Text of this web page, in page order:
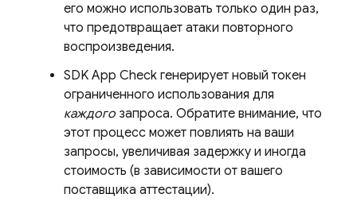
его можно использовать только один раз,
что предотвращает атаки повторного
воспроизведения.
SDK App Check генерирует новый токен
ограниченного использования для
каждого запроса. Обратите внимание, что
этот процесс может повлиять на ваши
запросы, увеличивая задержку и иногда
стоимость (в зависимости от вашего
поставщика аттестации).